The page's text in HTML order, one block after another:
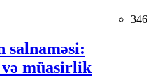
346
salnaməsi:
və müasirlik